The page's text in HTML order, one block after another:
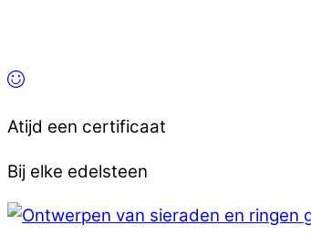
Atijd een certificaat
Bij elke edelsteen